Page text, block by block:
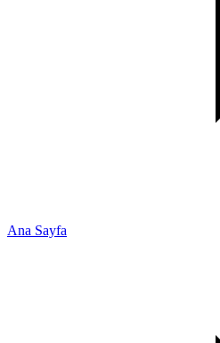
Ana Sayfa